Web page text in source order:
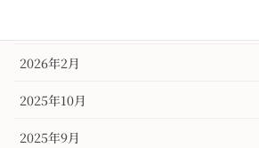
2026年2月
2025年10月
2025年9月